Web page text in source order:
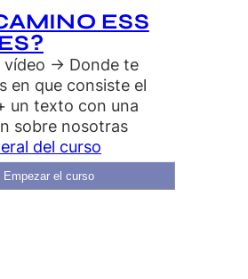
ESS
vídeo → Donde te
en que consiste el
un texto con una
sobre nosotras
del curso
Empezar el curso